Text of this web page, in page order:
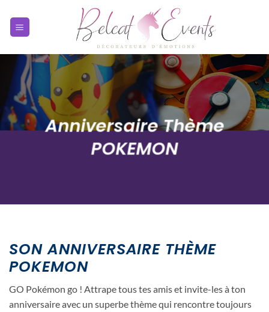
contenu
Anniversaire Thème
POKEMON
SON ANNIVERSAIRE THÈME
POKEMON
GO Pokémon go ! Attrape tous tes amis et invite-les à ton
anniversaire avec un superbe thème qui rencontre toujours